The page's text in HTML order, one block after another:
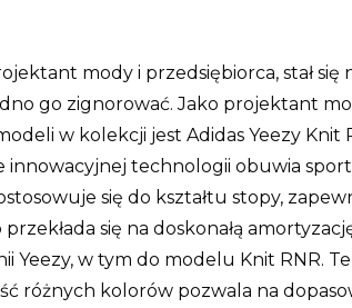
mody i przedsiębiorca, stał
go zignorować. Jako projektant
w kolekcji jest Adidas Yeezy
innowacyjnej technologii obuwia
się do kształtu stopy,
się na doskonałą
w tym do modelu Knit RNR.
różnych kolorów pozwala na